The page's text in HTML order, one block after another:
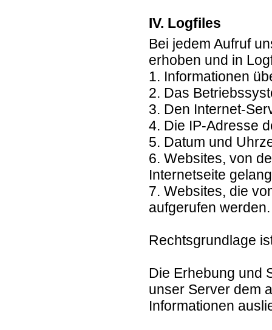
IV. Logfiles
Bei jedem Aufruf
erhoben und in
1. Informationen
2. Das
3. Den Internet-
4. Die IP-Adresse
5. Datum und
6. Websites, von
Internetseite
7. Websites, die
aufgerufen werden.
Rechtsgrundlage
Die Erhebung und
unser Server dem
Informationen